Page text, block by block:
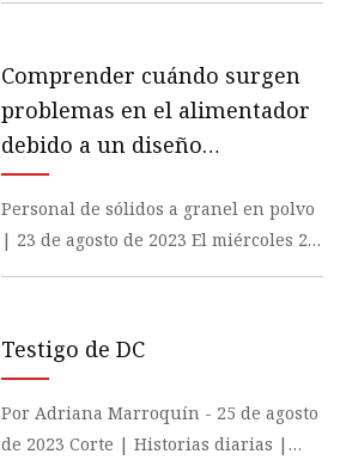
Comprender cuándo surgen
problemas en el alimentador
debido a un diseño
inadecuado del contenedor
Personal de sólidos a granel en polvo
| 23 de agosto de 2023 El miércoles 20
de septiembre de 2023, a las 2 p.m.
Testigo de DC
Por Adriana Marroquín - 25 de agosto
de 2023 Corte | Historias diarias |